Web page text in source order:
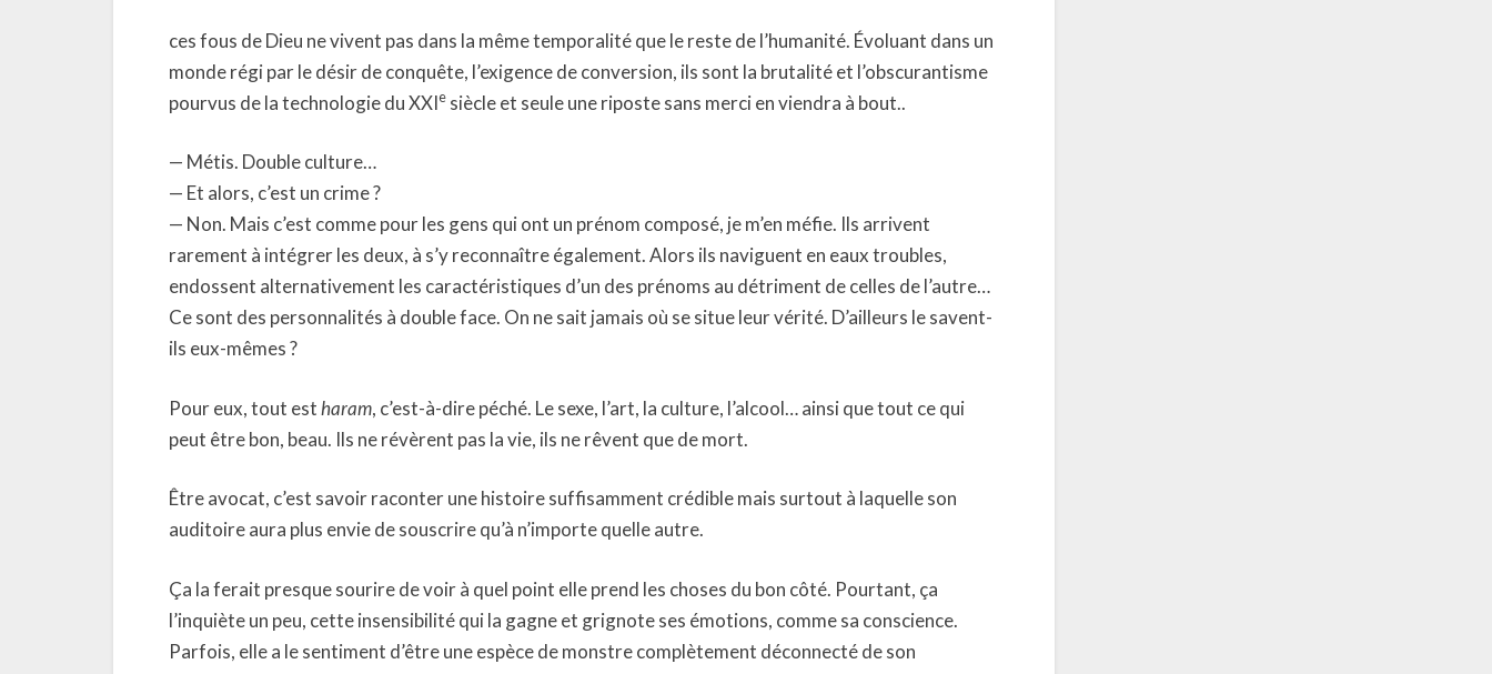
ces fous de Dieu ne vivent pas dans la même temporalité que le reste de l’humanité. Évoluant dans un
monde régi par le désir de conquête, l’exigence de conversion, ils sont la brutalité et l’obscurantisme
pourvus de la technologie du XXIe siècle et seule une riposte sans merci en viendra à bout..
— Métis. Double culture…
— Et alors, c’est un crime ?
— Non. Mais c’est comme pour les gens qui ont un prénom composé, je m’en méfie. Ils arrivent
rarement à intégrer les deux, à s’y reconnaître également. Alors ils naviguent en eaux troubles,
endossent alternativement les caractéristiques d’un des prénoms au détriment de celles de l’autre…
Ce sont des personnalités à double face. On ne sait jamais où se situe leur vérité. D’ailleurs le savent-
ils eux-mêmes ?
Pour eux, tout estharam, c’est-à-dire péché. Le sexe, l’art, la culture, l’alcool… ainsi que tout ce qui
peut être bon, beau. Ils ne révèrent pas la vie, ils ne rêvent que de mort.
Être avocat, c’est savoir raconter une histoire suffisamment crédible mais surtout à laquelle son
auditoire aura plus envie de souscrire qu’à n’importe quelle autre.
Ça la ferait presque sourire de voir à quel point elle prend les choses du bon côté. Pourtant, ça
l’inquiète un peu, cette insensibilité qui la gagne et grignote ses émotions, comme sa conscience.
Parfois, elle a le sentiment d’être une espèce de monstre complètement déconnecté de son